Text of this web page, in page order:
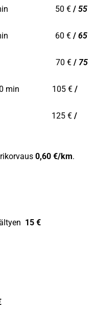
30 min 50 € / 55
45 min 60 € / 65
1h 70 € / 75
30 min 105 € /
2h 125 € /
0,60 €/km.
15 €